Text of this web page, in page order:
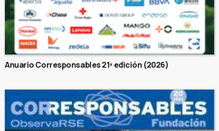
Anuario Corresponsables 21ª edición (2026)